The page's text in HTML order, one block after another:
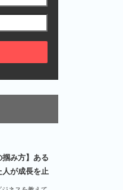
掴み方】ある
が成長を止